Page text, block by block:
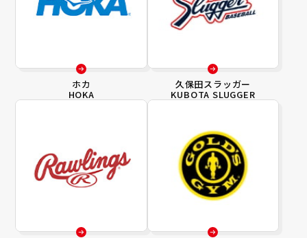
ホカ
HOKA
久保田スラッガー
KUBOTA SLUGGER